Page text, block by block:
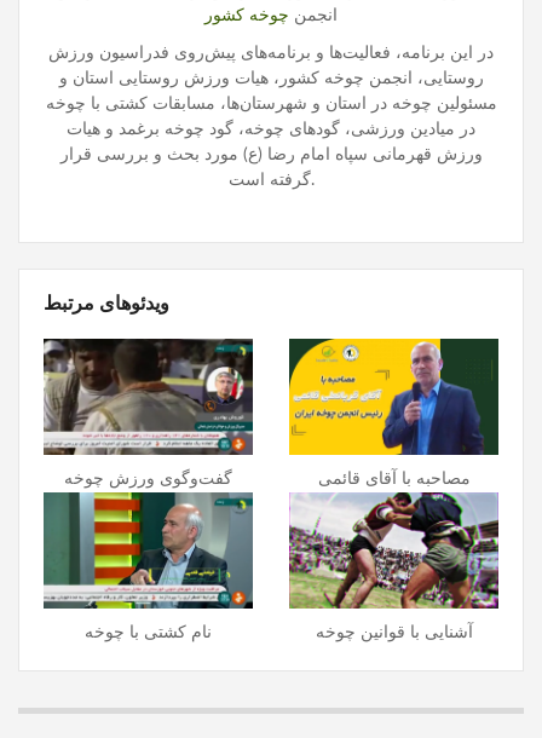
انجمن چوخه کشور
در این برنامه، فعالیت‌ها و برنامه‌های پیش‌روی فدراسیون ورزش
روستایی، انجمن چوخه کشور، هیات ورزش روستایی استان و
مسئولین چوخه در استان و شهرستان‌ها، مسابقات کشتی با چوخه
در میادین ورزشی، گودهای چوخه، گود چوخه برغمد و هیات
ورزش قهرمانی سپاه امام رضا (ع) مورد بحث و بررسی قرار
گرفته است.
ویدئوهای مرتبط
گفت‌و‌گوی ورزش چوخه مصاحبه با آقای قائمی
نام کشتی با چوخه آشنایی با قوانین چوخه